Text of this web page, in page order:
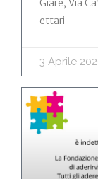
ettari
3 Aprile